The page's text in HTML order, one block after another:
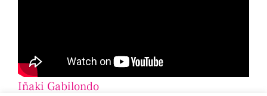
Iñaki Gabilondo